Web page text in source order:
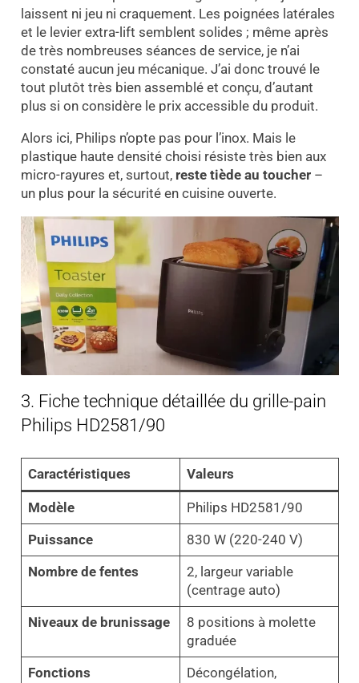
laissent ni jeu ni craquement. Les poignées latérales
et le levier extra-lift semblent solides ; même après
de très nombreuses séances de service, je n’ai
constaté aucun jeu mécanique. J’ai donc trouvé le
tout plutôt très bien assemblé et conçu, d’autant
plus si on considère le prix accessible du produit.
Alors ici, Philips n’opte pas pour l’inox. Mais le
plastique haute densité choisi résiste très bien aux
micro-rayures et, surtout, reste tiède au toucher–
un plus pour la sécurité en cuisine ouverte.
3. Fiche technique détaillée du grille-pain
Philips HD2581/90
Caractéristiques Valeurs
Modèle
Philips HD2581/90
Puissance
830 W (220-240 V)
Nombre de fentes
2, largeur variable
(centrage auto)
Niveaux de brunissage
8 positions à molette
graduée
Fonctions
Décongélation,